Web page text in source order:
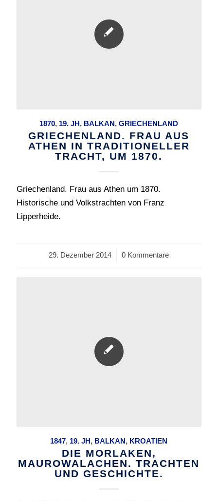
1870, 19. JH, BALKAN,GRIECHENLAND
GRIECHENLAND. FRAU AUS
ATHEN IN TRADITIONELLER
TRACHT, UM 1870.
Griechenland. Frau aus Athen um 1870.
Historische und Volkstrachten von Franz
Lipperheide.
29. Dezember 2014
/ 0 Kommentare
1847, 19. JH, BALKAN, KROATIEN
DIE MORLAKEN,
MAUROWALACHEN. TRACHTEN
UND GESCHICHTE.